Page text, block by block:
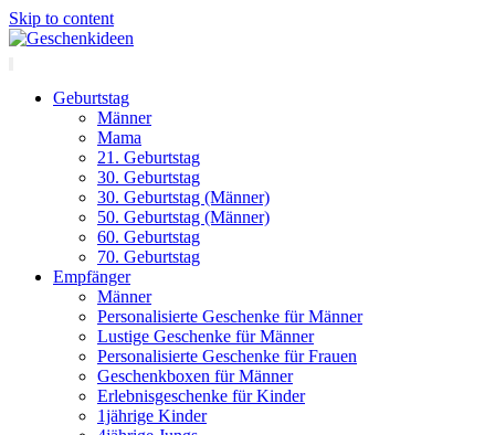
Skip to content
Geburtstag
Männer
Mama
21. Geburtstag
30. Geburtstag
30. Geburtstag (Männer)
50. Geburtstag (Männer)
60. Geburtstag
70. Geburtstag
Empfänger
Männer
Personalisierte Geschenke für Männer
Lustige Geschenke für Männer
Personalisierte Geschenke für Frauen
Geschenkboxen für Männer
Erlebnisgeschenke für Kinder
1jährige Kinder